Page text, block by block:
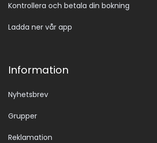
Kontrollera och betala din bokning
Ladda ner vår app
Information
Nyhetsbrev
Grupper
Reklamation